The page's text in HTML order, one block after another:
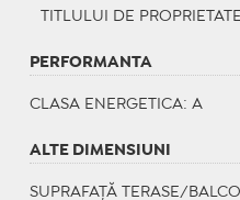
TITLULUI DE PROPRIETATE
PERFORMANTA
CLASA ENERGETICA: A
ALTE DIMENSIUNI
SUPRAFAȚĂ TERASE/